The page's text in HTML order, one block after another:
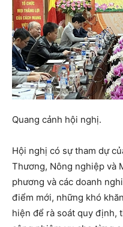
Quang cảnh hội nghị.
Hội nghị có sự tham dự
Thương, Nông nghiệp và
phương và các doanh
điểm mới, những khó
hiện để rà soát quy định,